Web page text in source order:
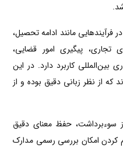
فرآیندهایی مانند ادامه تحصیل،
تجاری، پیگیری امور قضایی،
بین‌المللی کاربرد دارد. در این
که از نظر زبانی دقیق بوده و از
سوءبرداشت، حفظ معنای دقیق
کردن امکان بررسی رسمی مدارک